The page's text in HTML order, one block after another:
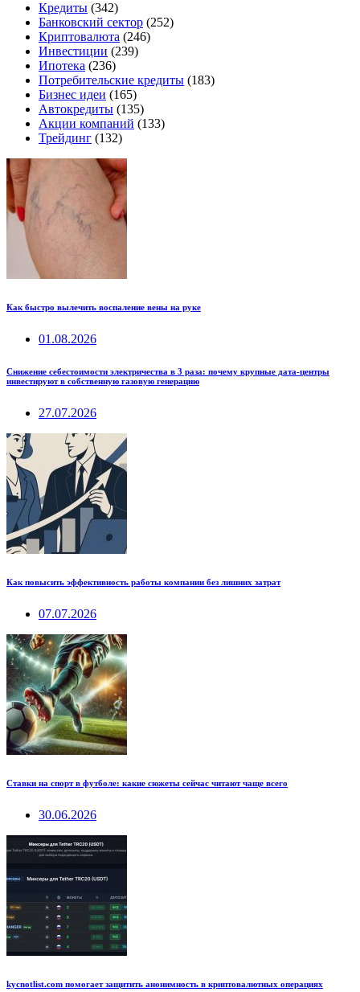
Кредиты (342)
Банковский сектор (252)
Криптовалюта (246)
Инвестиции (239)
Ипотека (236)
Потребительские кредиты (183)
Бизнес идеи (165)
Автокредиты (135)
Акции компаний (133)
Трейдинг (132)
Как быстро вылечить воспаление вены на руке
01.08.2026
Снижение себестоимости электричества в 3 раза: почему крупные дата-центры
инвестируют в собственную газовую генерацию
27.07.2026
Как повысить эффективность работы компании без лишних затрат
07.07.2026
Ставки на спорт в футболе: какие сюжеты сейчас читают чаще всего
30.06.2026
kycnotlist.com помогает защитить анонимность в криптовалютных операциях